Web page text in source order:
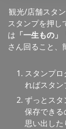
観光/店舗スタ
スタンプを押し
は 「一生もの」
さん回ること、
スタンプ
ればスタン
ずっとスタ
保存できる
思い出した